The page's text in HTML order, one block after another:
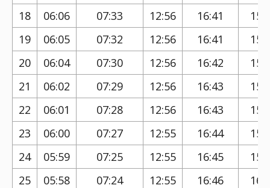
18
06:06 07:33 12:56 16:41
19
06:05 07:32 12:56 16:41
20
06:04 07:30 12:56 16:42
21
06:02 07:29 12:56 16:43
22
06:01 07:28 12:56 16:43
23
06:00 07:27 12:55 16:44
24
05:59 07:25 12:55 16:45
25
05:58 07:24 12:55 16:46